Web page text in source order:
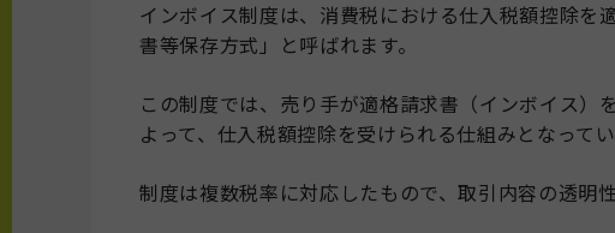
インボイス制度は、消費税における仕入税額控除を
書等保存方式」と呼ばれます。
この制度では、売り手が適格請求書（インボイス
よって、仕入税額控除を受けられる仕組みとなってい
制度は複数税率に対応したもので、取引内容の透明